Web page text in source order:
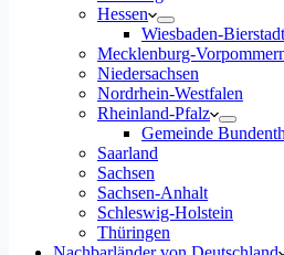
Hessen
Wiesbaden-Bierstadt
Mecklenburg-
Niedersachsen
Nordrhein-Westfalen
Rheinland-Pfalz
Gemeinde
Saarland
Sachsen
Sachsen-Anhalt
Schleswig-Holstein
Thüringen